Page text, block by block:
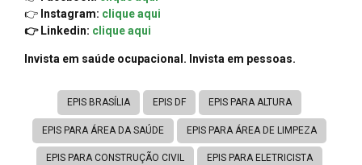
👉 Instagram: clique aqui
👉 Linkedin: clique aqui
Invista em saúde ocupacional. Invista em pessoas.
EPIS BRASÍLIA EPIS DF EPIS PARA ALTURA
EPIS PARA ÁREA DA SAÚDE EPIS PARA ÁREA DE LIMPEZA
EPIS PARA CONSTRUÇÃO CIVIL EPIS PARA ELETRICISTA